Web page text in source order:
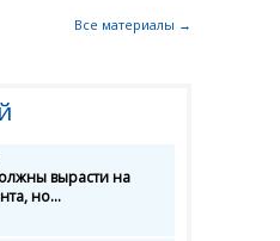
Все материалы →
вырасти на
но...